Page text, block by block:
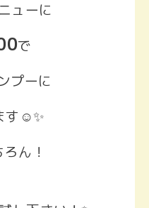
ューに
で
プーに
す ☺️✨
ん！